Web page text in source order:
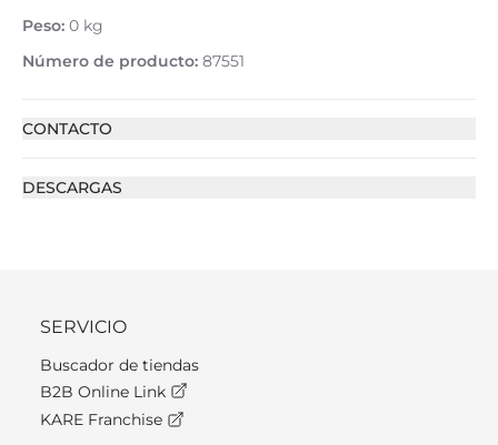
Peso: 0 kg
Número de producto: 87551
CONTACTO
DESCARGAS
SERVICIO
Buscador de tiendas
B2B Online Link
KARE Franchise